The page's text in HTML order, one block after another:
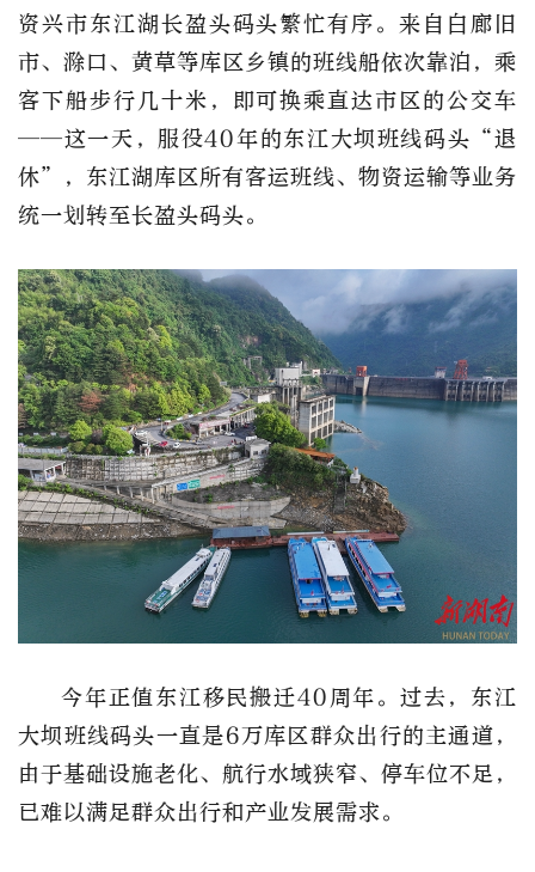
资兴市东江湖长盈头码头繁忙有序。来自白廊旧
市、滁口、黄草等库区乡镇的班线船依次靠泊，乘
客下船步行几十米，即可换乘直达市区的公交车
——这一天，服役40年的东江大坝班线码头“退
休”，东江湖库区所有客运班线、物资运输等业务
统一划转至长盈头码头。
今年正值东江移民搬迁40周年。过去，东江
大坝班线码头一直是6万库区群众出行的主通道，
由于基础设施老化、航行水域狭窄、停车位不足，
已难以满足群众出行和产业发展需求。